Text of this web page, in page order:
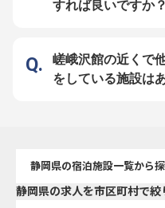
メリハリ抜群 ◎月給25万円以上の
円以上を確約し、生活基盤をしっか
りと支えます。資格取得支援制度な
どの福利厚生も充実しており、実践
を通じて幅広いスキルを磨きなが
れ、
ウンド
転免許
す。あ
施設で
すれば良いですか？
嵯峨沢館の近くで
をしている施設は
静岡県の宿泊施設一覧から
静岡県の求人を市区町村で絞